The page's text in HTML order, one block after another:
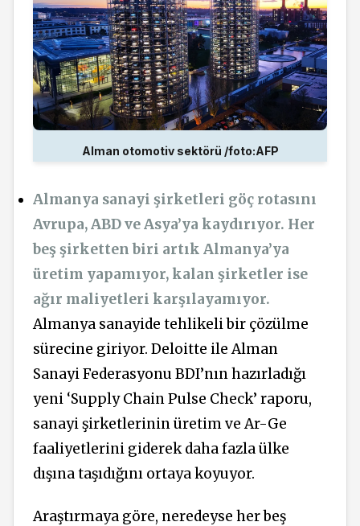
Alman otomotiv sektörü /foto:AFP
Almanya sanayi şirketleri göç rotasını
Avrupa, ABD ve Asya’ya kaydırıyor. Her
beş şirketten biri artık Almanya’ya
üretim yapamıyor, kalan şirketler ise
ağır maliyetleri karşılayamıyor.
Almanya sanayide tehlikeli bir çözülme
sürecine giriyor. Deloitte ile Alman
Sanayi Federasyonu BDI’nın hazırladığı
yeni ‘Supply Chain Pulse Check’ raporu,
sanayi şirketlerinin üretim ve Ar-Ge
faaliyetlerini giderek daha fazla ülke
dışına taşıdığını ortaya koyuyor.
Araştırmaya göre, neredeyse her beş